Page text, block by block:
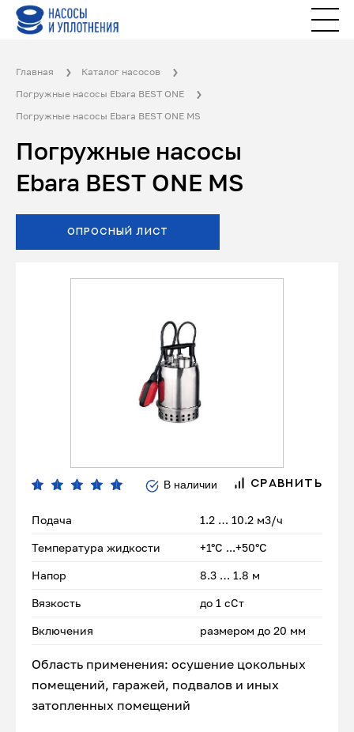
Главная
Каталог насосов
Погружные насосы Ebara BEST ONE
Погружные насосы Ebara BEST ONE MS
Погружные насосы
Ebara BEST ONE MS
ОПРОСНЫЙ ЛИСТ
В наличии СРАВНИТЬ
Подача 1.2 … 10.2 м3/ч
Температура жидкости +1°С ...+50°С
Напор 8.3 … 1.8 м
Вязкость до 1 сСт
Включения размером до 20 мм
Область применения: осушение цокольных
помещений, гаражей, подвалов и иных
затопленных помещений